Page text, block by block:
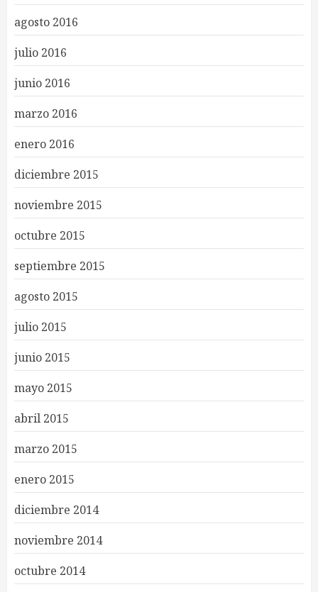
agosto 2016
julio 2016
junio 2016
marzo 2016
enero 2016
diciembre 2015
noviembre 2015
octubre 2015
septiembre 2015
agosto 2015
julio 2015
junio 2015
mayo 2015
abril 2015
marzo 2015
enero 2015
diciembre 2014
noviembre 2014
octubre 2014